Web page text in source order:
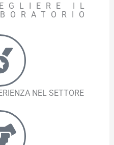
IL
NEL SETTORE